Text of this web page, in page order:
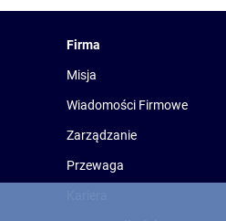
Firma
Misja
Wiadomości Firmowe
Zarządzanie
Przewaga